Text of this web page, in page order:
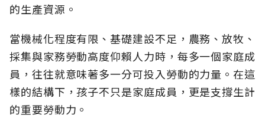
的生產資源。
當機械化程度有限、基礎建設不足，農務、放牧、
採集與家務勞動高度仰賴人力時，每多一個家庭成
員，往往就意味著多一分可投入勞動的力量。在這
樣的結構下，孩子不只是家庭成員，更是支撐生計
的重要勞動力。